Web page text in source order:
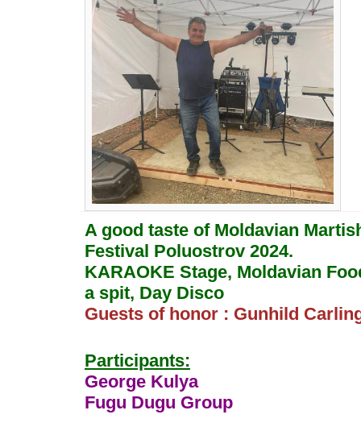
A good taste of Moldavian
Festival Poluostrov 2024.
KARAOKE Stage, Moldavian
a spit, Day Disco
Guests of honor : Gunhild
Participants:
George Kulya
Fugu Dugu Group